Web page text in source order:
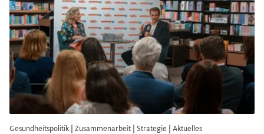
Gesundheitspolitik Zusammenarbeit Strategie Aktuelles